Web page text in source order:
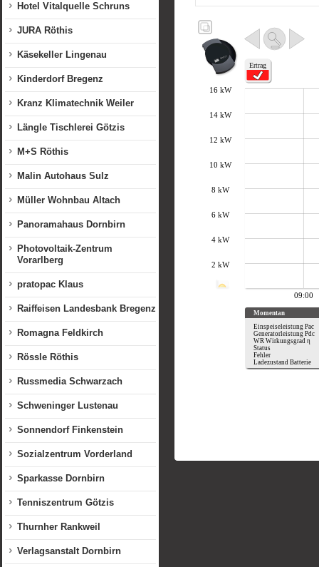
Hotel Vitalquelle Schruns
JURA Röthis
Käsekeller Lingenau
Kinderdorf Bregenz
Kranz Klimatechnik Weiler
Längle Tischlerei Götzis
M+S Röthis
Malin Autohaus Sulz
Müller Wohnbau Altach
Panoramahaus Dornbirn
Photovoltaik-Zentrum
Vorarlberg
pratopac Klaus
Raiffeisen Landesbank Bregenz
Romagna Feldkirch
Rössle Röthis
Russmedia Schwarzach
Schweninger Lustenau
Sonnendorf Finkenstein
Sozialzentrum Vorderland
Sparkasse Dornbirn
Tenniszentrum Götzis
Thurnher Rankweil
Verlagsanstalt Dornbirn